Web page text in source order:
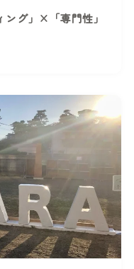
ング」×「専門性」